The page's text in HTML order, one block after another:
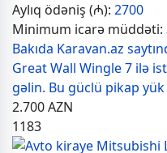
Aylıq ödəniş (₼): 2700
Minimum icarə müddəti:
Bakıda Karavan.az
Great Wall Wingle 7 ilə
gəlin. Bu güclü pikap yük
2.700AZN
1183